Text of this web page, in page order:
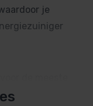
je
de meeste
zowel nieuwe